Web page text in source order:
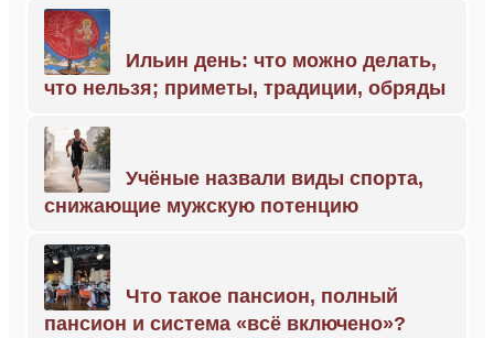
Ильин день: что можно делать,
что нельзя; приметы, традиции, обряды
Учёные назвали виды спорта,
снижающие мужскую потенцию
Что такое пансион, полный
пансион и система «всё включено»?